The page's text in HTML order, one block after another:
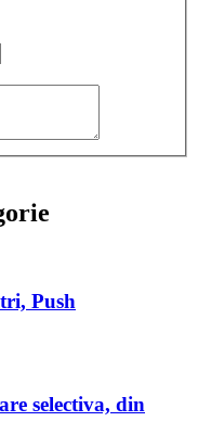
Push
selectiva, din